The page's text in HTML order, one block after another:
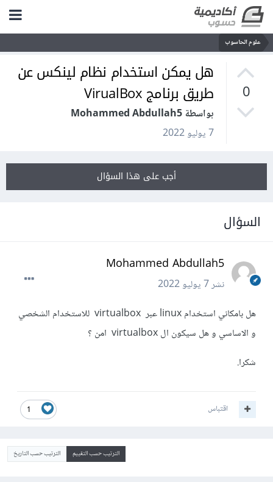
علوم الحاسوب
0
هل يمكن استخدام نظام لينكس عن
طريق برنامج VirualBox
بواسطة Mohammed Abdullah5
7 يوليو 2022
أجب على هذا السؤال
السؤال
Mohammed Abdullah5
نشر7 يوليو 2022
هل بامكاني استخدام linux عبر virtualbox للاستخدام الشخصي
و الاساسي و هل سيكون ال virtualbox امن ؟
شكرا.
1 اقتباس
الترتيب حسب التقييم الترتيب حسب التاريخ